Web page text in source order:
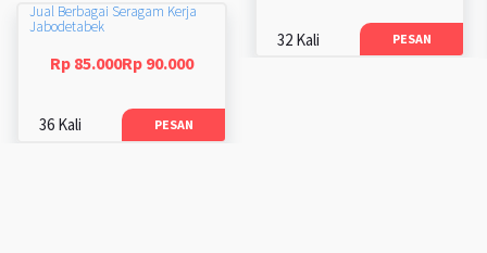
32 Kali PESAN
Jual Berbagai Seragam Kerja
Jabodetabek
Rp 85.000Rp 90.000
36 Kali PESAN